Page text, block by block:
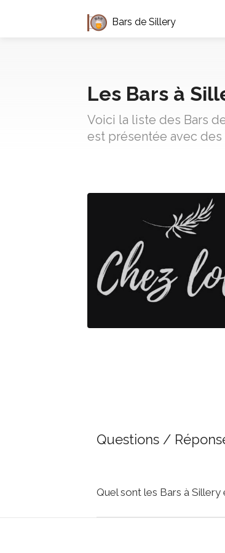
Bars de Sillery
Les Bars à
Voici la liste des Bars
est présentée avec
Questions /
Quel sont les Bars à